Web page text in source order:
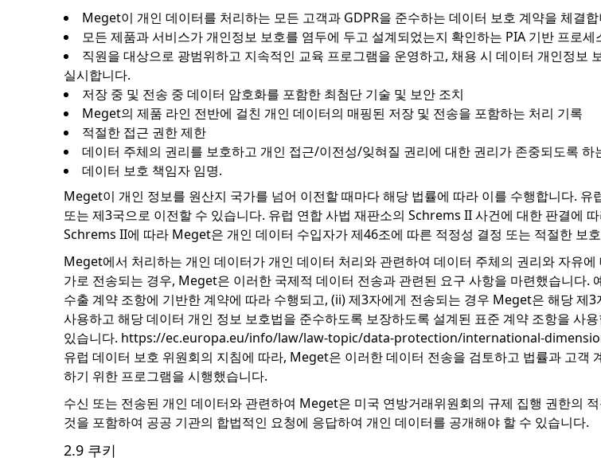
Meget이 개인 데이터를 처리하는 모든 고객과 GDPR을 준수하는 데이터 보호 계약을 체결
모든 제품과 서비스가 개인정보 보호를 염두에 두고 설계되었는지 확인하는 PIA 기반 프로세
직원을 대상으로 광범위하고 지속적인 교육 프로그램을 운영하고, 채용 시 데이터 개인정보
실시합니다.
저장 중 및 전송 중 데이터 암호화를 포함한 최첨단 기술 및 보안 조치
Meget의 제품 라인 전반에 걸친 개인 데이터의 매핑된 저장 및 전송을 포함하는 처리 기록
적절한 접근 권한 제한
데이터 주체의 권리를 보호하고 개인 접근/이전성/잊혀질 권리에 대한 권리가 존중되도록 하
데이터 보호 책임자 임명.
Meget이 개인 정보를 원산지 국가를 넘어 이전할 때마다 해당 법률에 따라 이를 수행합니다.
또는 제3국으로 이전할 수 있습니다. 유럽 연합 사법 재판소의 Schrems II 사건에 대한 판결에
Schrems II에 따라 Meget은 개인 데이터 수입자가 제46조에 따른 적정성 결정 또는 적절한 보
Meget에서 처리하는 개인 데이터가 개인 데이터 처리와 관련하여 데이터 주체의 권리와 자유
가로 전송되는 경우, Meget은 이러한 국제적 데이터 전송과 관련된 요구 사항을 마련했습니다
수출 계약 조항에 기반한 계약에 따라 수행되고, (ii) 제3자에게 전송되는 경우 Meget은 해당
사용하고 해당 데이터 개인 정보 보호법을 준수하도록 보장하도록 설계된 표준 계약 조항을 사
있습니다. https://ec.europa.eu/info/law/law-topic/data-protection/international-
유럽 ​​데이터 보호 위원회의 지침에 따라, Meget은 이러한 데이터 전송을 검토하고 법률과 고
하기 위한 프로그램을 시행했습니다.
수신 또는 전송된 개인 데이터와 관련하여 Meget은 미국 연방거래위원회의 규제 집행 권한의
것을 포함하여 공공 기관의 합법적인 요청에 응답하여 개인 데이터를 공개해야 할 수 있습니다.
2.9 쿠키